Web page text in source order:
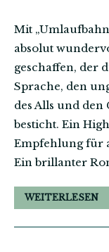
Mit
absolut
geschaffen, der
Sprache, den
des Alls und
besticht. Ein
Empfehlung für
Ein brillanter
WEITERLESEN